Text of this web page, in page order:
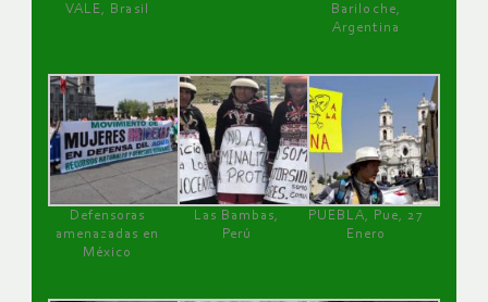
VALE, Brasil
Bariloche,
Argentina
Defensoras
amenazadas en
México
Las Bambas,
Perú
PUEBLA, Pue, 27
Enero